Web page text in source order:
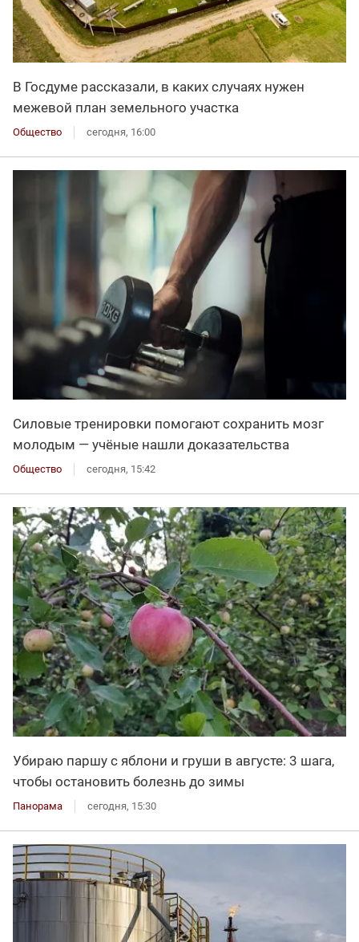
В Госдуме рассказали, в каких случаях нужен
межевой план земельного участка
Общество сегодня, 16:00
Силовые тренировки помогают сохранить мозг
молодым — учёные нашли доказательства
Общество сегодня, 15:42
Убираю паршу с яблони и груши в августе: 3 шага,
чтобы остановить болезнь до зимы
Панорама сегодня, 15:30